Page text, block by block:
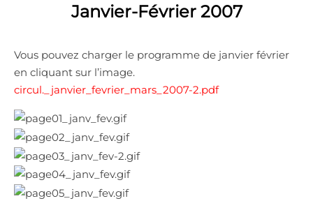
Janvier-Février 2007
Vous pouvez charger le programme de janvier février
en cliquant sur l’image.
circul._janvier_fevrier_mars_2007-2.pdf